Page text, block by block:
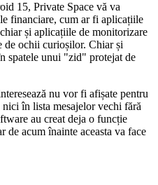
15, Private Space vă va
financiare, cum ar fi aplicațiile
și aplicațiile de monitorizare
de ochii curioșilor. Chiar și
spatele unui "zid" protejat de
nu vor fi afișate pentru
în lista mesajelor vechi fără
au creat deja o funcție
de acum înainte aceasta va face